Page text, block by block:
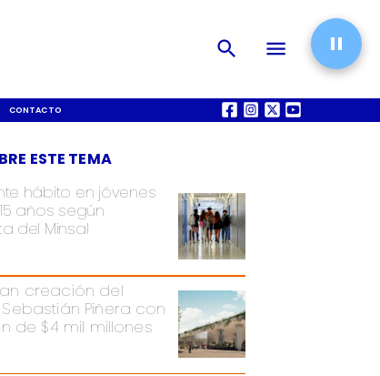
CONTACTO QUIÉNES SOMOS
hábito en jóvenes
años según
del Minsal
creación del
Piñera con
de $4 mil millones
ESTE TEMA